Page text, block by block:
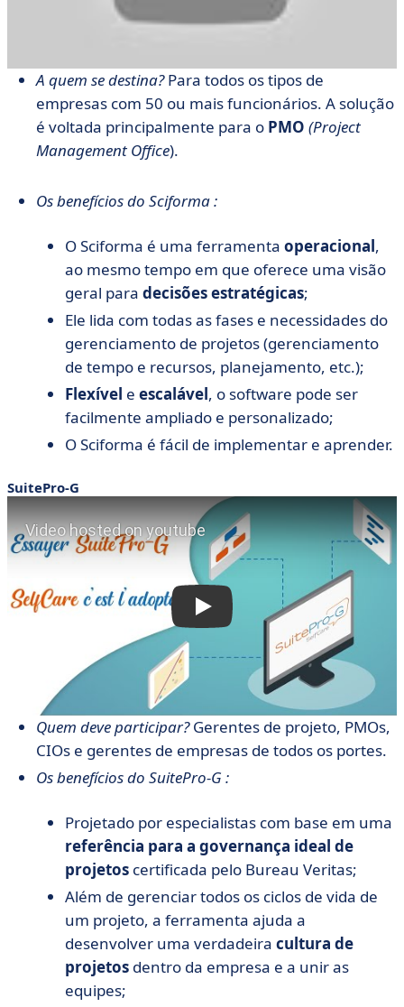
A quem se destina?Para todos os tipos de
empresas com 50 ou mais funcionários. A solução
é voltada principalmente para o PMO (Project
Management Office).
Os benefícios do Sciforma :
O Sciforma é uma ferramenta operacional,
ao mesmo tempo em que oferece uma visão
geral para decisões estratégicas;
Ele lida com todas as fases e necessidades do
gerenciamento de projetos (gerenciamento
de tempo e recursos, planejamento, etc.);
Flexível e escalável, o software pode ser
facilmente ampliado e personalizado;
O Sciforma é fácil de implementar e aprender.
SuitePro-G
Quem deve participar?Gerentes de projeto, PMOs,
CIOs e gerentes de empresas de todos os portes.
Os benefícios do SuitePro-G :
Projetado por especialistas com base em uma
referência para a governança ideal de
projetos certificada pelo Bureau Veritas;
Além de gerenciar todos os ciclos de vida de
um projeto, a ferramenta ajuda a
desenvolver uma verdadeira cultura de
projetos dentro da empresa e a unir as
equipes;